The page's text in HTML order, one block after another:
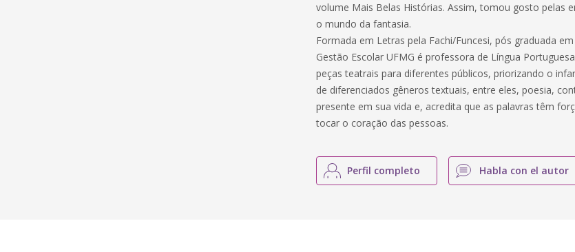
volume Mais Belas Histórias. Assim, tomou gosto pelas
o mundo da fantasia.
Formada em Letras pela Fachi/Funcesi, pós graduada
Gestão Escolar UFMG é professora de Língua
peças teatrais para diferentes públicos, priorizando o
de diferenciados gêneros textuais, entre eles, poesia,
presente em sua vida e, acredita que as palavras têm
tocar o coração das pessoas.
Perfil completo Habla con el autor